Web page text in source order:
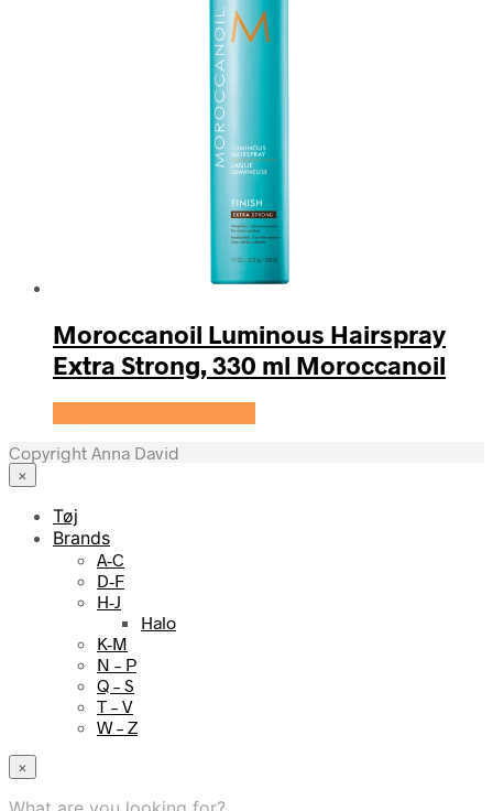
Moroccanoil Luminous Hairspray
Extra Strong, 330 ml Moroccanoil
Copyright Anna David
×
Tøj
Brands
A-C
D-F
H-J
Halo
K-M
N – P
Q – S
T – V
W – Z
×